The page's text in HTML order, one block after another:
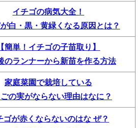
イチゴの病気大全！
白・黒・黄緑くなる原因とは？
【簡単！イチゴの子苗取り】
のランナーから新苗を作る方法
家庭菜園で栽培している
の実がならない理由はなに？
ゴが赤くならないのはな ぜ？